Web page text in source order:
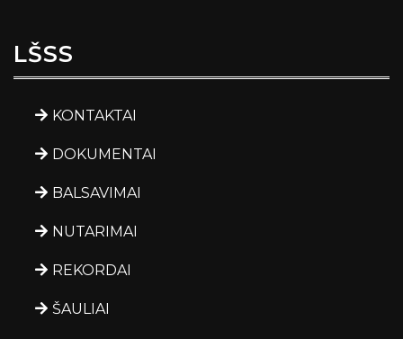
LŠSS
KONTAKTAI
DOKUMENTAI
BALSAVIMAI
NUTARIMAI
REKORDAI
ŠAULIAI